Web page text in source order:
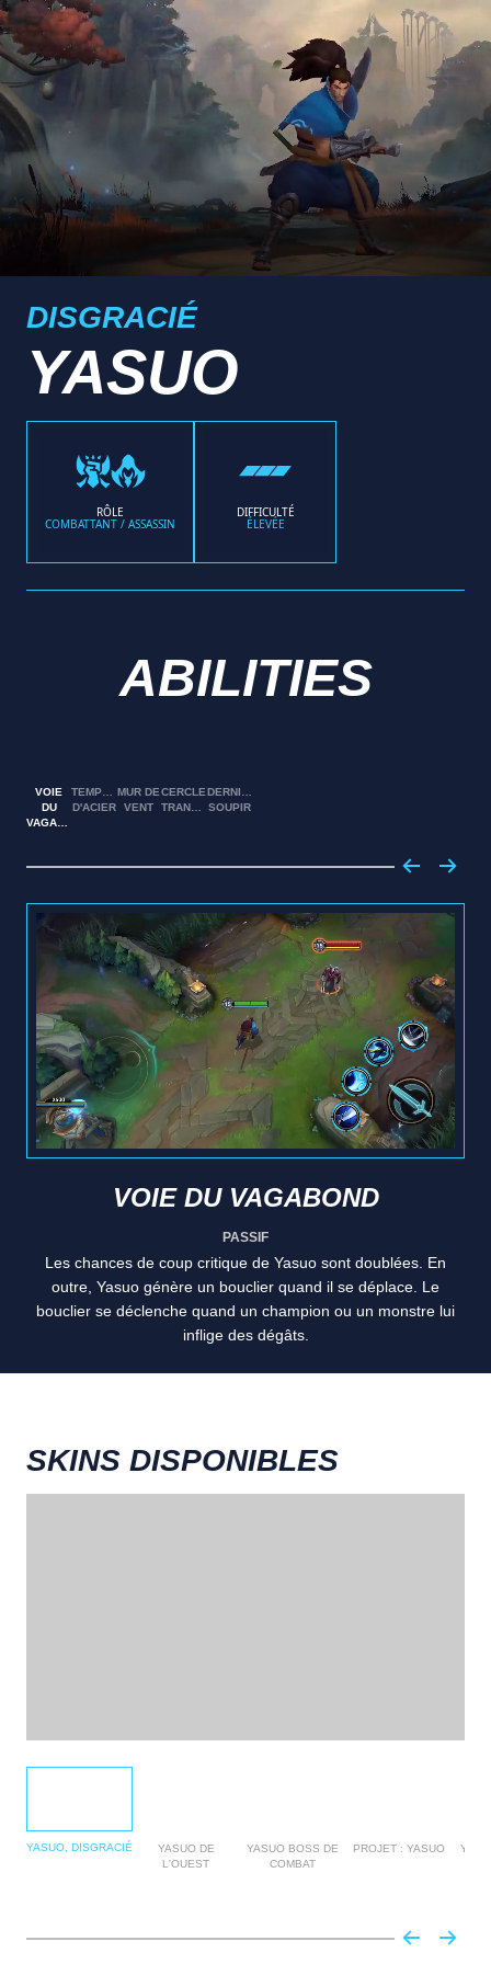
DISGRACIÉ
YASUO
RÔLE
COMBATTANT / ASSASSIN
DIFFICULTÉ
ÉLEVÉE
ABILITIES
VOIE
DU
TEMPÊTE
D'ACIER
MUR DE
VENT
CERCLEDERNIER
SOUPIR
VOIE DU VAGABOND
PASSIF
Les chances de coup critique de Yasuo sont doublées. En
outre, Yasuo génère un bouclier quand il se déplace. Le
bouclier se déclenche quand un champion ou un monstre lui
inflige des dégâts.
SKINS DISPONIBLES
YASUO, DISGRACIÉ
YASUO DE
L'OUEST
YASUO BOSS DE
COMBAT
PROJET : YASUO